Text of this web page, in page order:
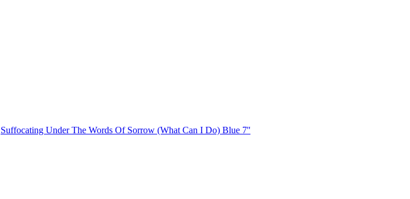
Suffocating Under The Words Of Sorrow (What Can I Do) Blue 7''